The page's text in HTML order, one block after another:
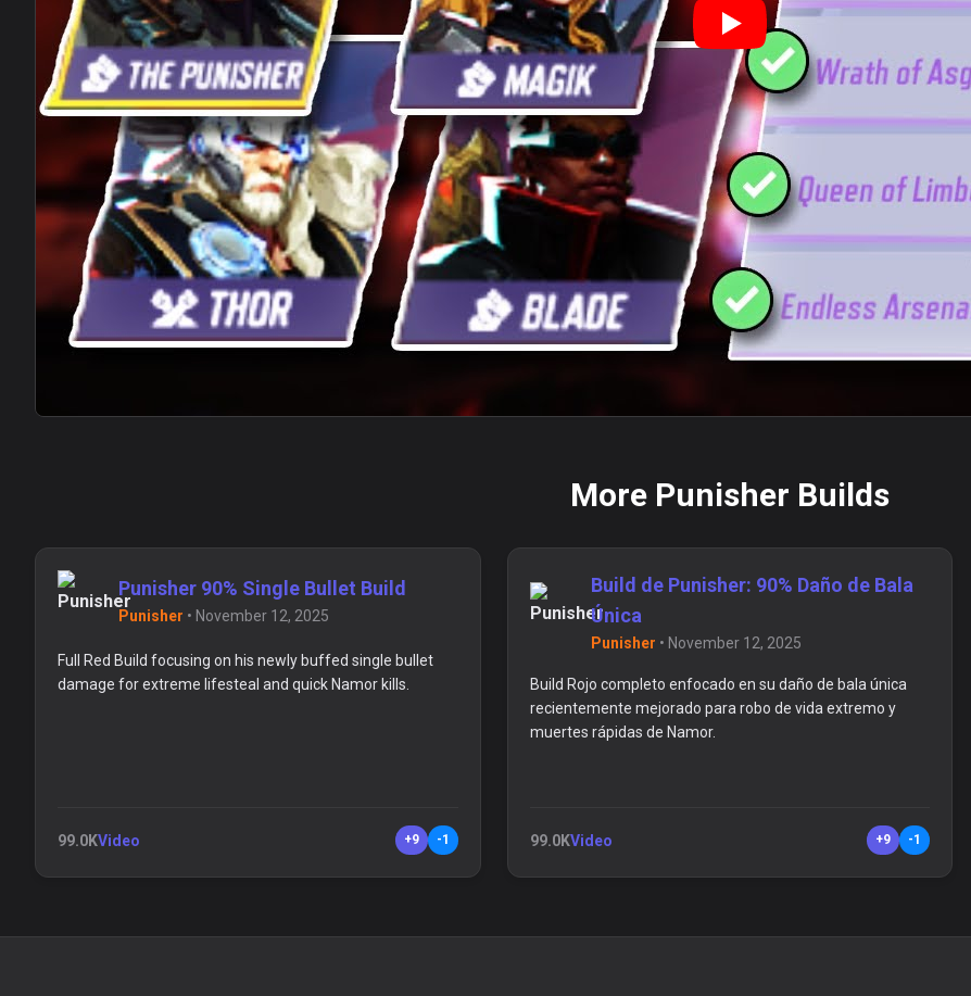
More Punisher Builds
Punisher 90% Single Bullet Build
Punisher • November 12, 2025
Full Red Build focusing on his newly buffed single bullet
damage for extreme lifesteal and quick Namor kills.
99.0KVideo +9 -1
Build de Punisher: 90% Daño de Bala
Única
Punisher • November 12, 2025
Build Rojo completo enfocado en su daño de bala única
recientemente mejorado para robo de vida extremo y
muertes rápidas de Namor.
99.0KVideo +9 -1